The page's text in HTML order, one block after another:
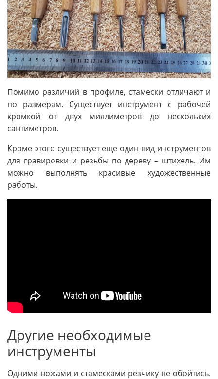
Помимо различий в профиле, стамески отличают и
по размерам. Существует инструмент с рабочей
кромкой от двух миллиметров до нескольких
сантиметров.
Кроме этого существует еще один вид инструментов
для гравировки и резьбы по дереву – штихель. Им
можно выполнять красивые художественные
работы.
Другие необходимые
инструменты
Одними ножами и стамесками резчику не обойтись.